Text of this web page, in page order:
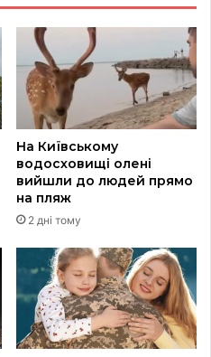
На Київському
водосховищі олені
вийшли до людей прямо
на пляж
2 дні тому